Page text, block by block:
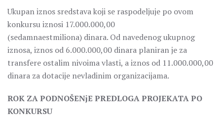
Ukupan iznos sredstava koji se raspodeljuje po ovom
konkursu iznosi 17.000.000,00
(sedamnaestmiliona) dinara. Od navedenog ukupnog
iznosa, iznos od 6.000.000,00 dinara planiran je za
transfere ostalim nivoima vlasti, a iznos od 11.000.000,00
dinara za dotacije nevladinim organizacijama.
ROK ZA PODNOŠENjE PREDLOGA PROJEKATA PO
KONKURSU